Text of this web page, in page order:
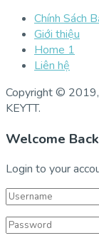
Chính Sách
Giới thiệu
Home 1
Liên hệ
Copyright © 2019,
KEYTT.
Welcome
Login to your